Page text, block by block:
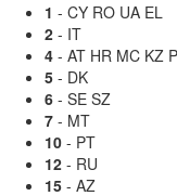
1 - CY RO UA EL
2- IT
4- AT HR MC KZ
5- DK
6- SE SZ
7- MT
10- PT
12- RU
15- AZ